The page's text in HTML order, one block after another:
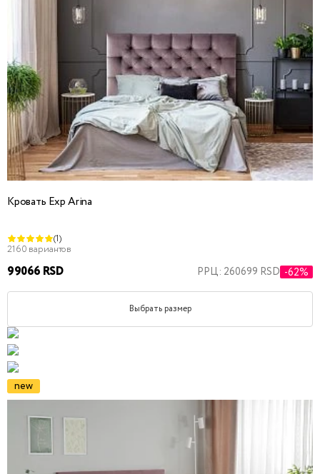
Кровать Exp Arina
(1)
2160 вариантов
99066 RSD РРЦ: 260699 RSD -62%
Выбрать размер
new